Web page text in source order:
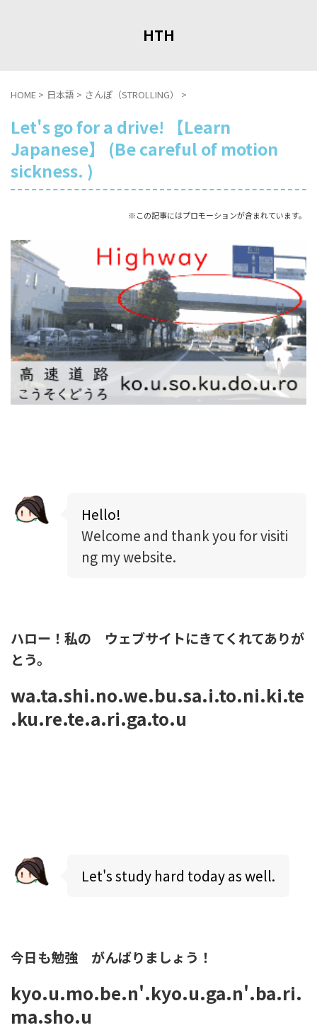
HTH
HOME > 日本語 > さんぽ（STROLLING） >
Let's go for a drive! 【Learn
Japanese】 (Be careful of motion
sickness. )
※この記事にはプロモーションが含まれています。
Hello!
Welcome and thank you for visiti
ng my website.
ハロー！私の ウェブサイトにきてくれてありが
とう。
wa.ta.shi.no.we.bu.sa.i.to.ni.ki.te
.ku.re.te.a.ri.ga.to.u
Let's study hard today as well.
今日も勉強 がんばりましょう！
kyo.u.mo.be.n'.kyo.u.ga.n'.ba.ri.
ma.sho.u